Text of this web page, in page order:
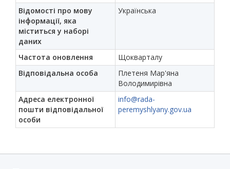
Відомості про мову
інформації, яка
міститься у наборі
даних
Українська
Частота оновлення
Щокварталу
Відповідальна особа
Плетеня Мар'яна
Володимирівна
Адреса електронної
пошти відповідальної
особи
info@rada-
peremyshlyany.gov.ua